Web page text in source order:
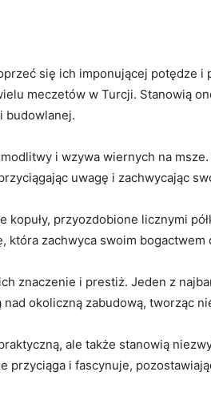
się ich imponującej potędze i
meczetów w Turcji. Stanowią
budowlanej.⁤
i wzywa wiernych na
uwagę i zachwycając
przyozdobione licznymi
która zachwyca swoim bogactwem
znaczenie i prestiż. Jeden z
okoliczną zabudową, tworząc
ale⁤ także stanowią
i⁣ fascynuje,